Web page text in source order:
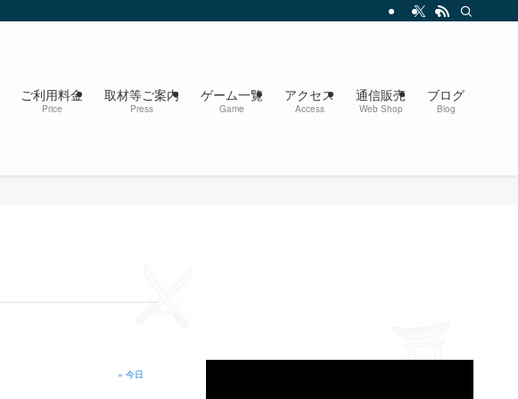
ご利用料金
Price
取材等ご案内
Press
ゲーム一覧
Game
アクセス
Access
通信販売
Web Shop
ブログ
Blog
» 今日